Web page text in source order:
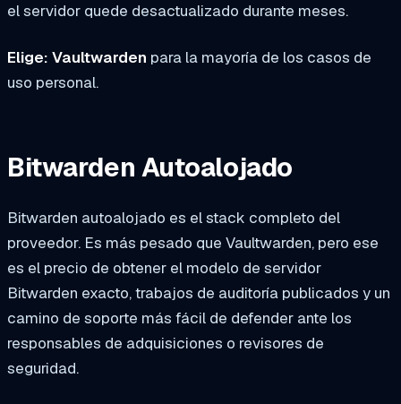
el servidor quede desactualizado durante meses.
Elige: Vaultwarden para la mayoría de los casos de
uso personal.
Bitwarden Autoalojado
Bitwarden autoalojado es el stack completo del
proveedor. Es más pesado que Vaultwarden, pero ese
es el precio de obtener el modelo de servidor
Bitwarden exacto, trabajos de auditoría publicados y un
camino de soporte más fácil de defender ante los
responsables de adquisiciones o revisores de
seguridad.